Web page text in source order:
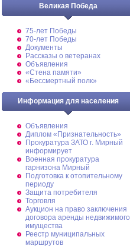
Великая Победа
75-лет Победы
70-лет Победы
Документы
Рассказы о ветеранах
Объявления
«Стена памяти»
«Бессмертный полк»
Информация для населения
Объявления
Диплом «Признательность»
Прокуратура ЗАТО г. Мирный
информирует
Военная прокуратура
гарнизона Мирный
Подготовка к отопительному
периоду
Защита потребителя
Торговля
Аукцион на право заключения
договора аренды недвижимого
имущества
Реестр муниципальных
маршрутов